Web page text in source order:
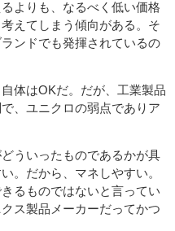
よりも、なるべく低い価格
えてしまう傾向がある。そ
ンドでも発揮されているの
体はOKだ。だが、工業製品
、ユニクロの弱点でありア
ういったものであるかが具
。だから、マネしやすい。
るものではないと言ってい
ス製品メーカーだってかつ